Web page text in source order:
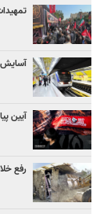
تمهیدات
آسایش
آیین
رفع خلاف ۵ مورد ساخت‌وساز غیرمجاز در